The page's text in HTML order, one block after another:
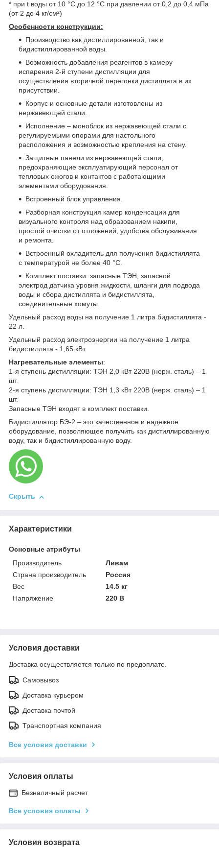
* при t воды от 10 °C до 12 °C при давлении от 0,2 до 0,4 мПа
(от 2 до 4 кг/см²)
Особенности конструкции:
Производство как дистиллированной, так и
бидистиллированной воды.
Возможность добавления реагентов в камеру
испарения 2-й ступени дистилляции для
осуществления вторичной перегонки дистиллята в их
присутствии.
Корпус и основные детали изготовлены из
нержавеющей стали.
Исполнение – моноблок из нержавеющей стали с
регулируемыми опорами для настольного
расположения и возможностью крепления на стену.
Защитные панели из нержавеющей стали,
предохраняющие эксплуатирующий персонал от
тепловых ожогов и контактов с работающими
элементами оборудования.
Встроенный блок управления.
Разборная конструкция камер конденсации для
визуального контроля над образованием накипи,
простой очистки от отложений, удобства обслуживания
и ремонта.
Встроенный охладитель для получения бидистиллята
с температурой не более 40 °С.
Комплект поставки: запасные ТЭН, запасной
электрод датчика уровня жидкости, шланги для подвода
воды и сбора дистиллята и бидистиллята,
соединительные хомуты.
Удельный расход воды на получение 1 литра бидистиллята -
22 л.
Удельный расход электроэнергии на получение 1 литра
бидистиллята - 1,65 кВт.
Нагревательные элементы:
1-я ступень дистилляции: ТЭН 2,0 кВт 220В (нерж. сталь) – 1
шт.
2-я ступень дистилляции: ТЭН 1,3 кВт 220В (нерж. сталь) – 1
шт.
Запасные ТЭН входят в комплект поставки.
Бидистиллятор БЭ-2 – это качественное и надежное
оборудование, позволяющее получить как дистиллированную
воду, так и бидистиллированную воду.
Скрыть
Характеристики
Основные атрибуты
Производитель
Ливам
Страна производитель
Россия
Вес
14.5 кг
Напряжение
220 В
Условия доставки
Доставка осуществляется только по предоплате.
Самовывоз
Доставка курьером
Доставка почтой
Транспортная компания
Все условия доставки
Условия оплаты
Безналичный расчет
Все условия оплаты
Условия возврата